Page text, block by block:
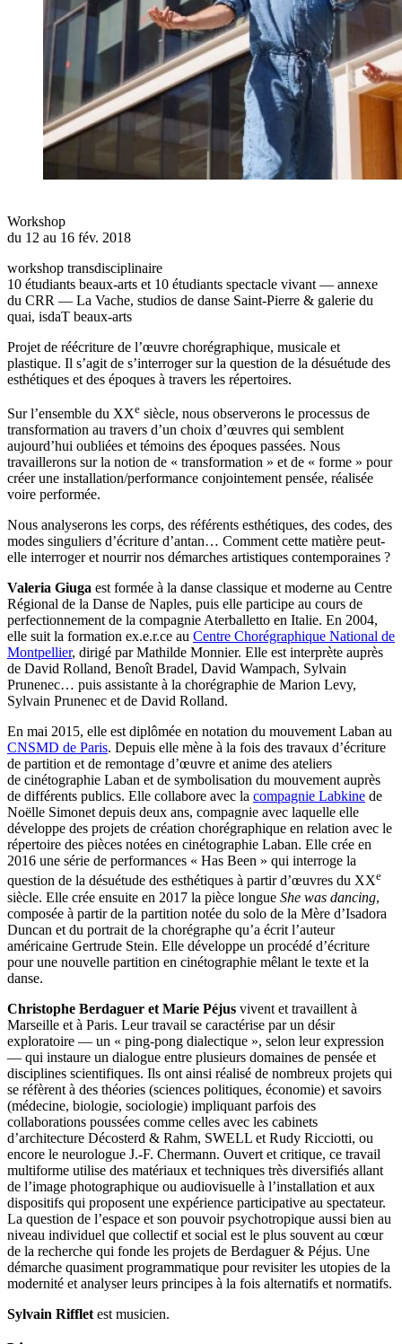
Workshop
du 12 au 16 fév. 2018
workshop transdisciplinaire
10 étudiants beaux-arts et 10 étudiants spectacle vivant — annexe
du CRR — La Vache, studios de danse Saint-Pierre & galerie du
quai, isdaT beaux-arts
Projet de réécriture de l’œuvre chorégraphique, musicale et
plastique. Il s’agit de s’interroger sur la question de la désuétude des
esthétiques et des époques à travers les répertoires.
Sur l’ensemble du XXe siècle, nous observerons le processus de
transformation au travers d’un choix d’œuvres qui semblent
aujourd’hui oubliées et témoins des époques passées. Nous
travaillerons sur la notion de « transformation » et de « forme » pour
créer une installation/performance conjointement pensée, réalisée
voire performée.
Nous analyserons les corps, des référents esthétiques, des codes, des
modes singuliers d’écriture d’antan… Comment cette matière peut-
elle interroger et nourrir nos démarches artistiques contemporaines ?
Valeria Giuga est formée à la danse classique et moderne au Centre
Régional de la Danse de Naples, puis elle participe au cours de
perfectionnement de la compagnie Aterballetto en Italie. En 2004,
elle suit la formation ex.e.r.ce au Centre Chorégraphique National de
Montpellier, dirigé par Mathilde Monnier. Elle est interprète auprès
de David Rolland, Benoît Bradel, David Wampach, Sylvain
Prunenec… puis assistante à la chorégraphie de Marion Levy,
Sylvain Prunenec et de David Rolland.
En mai 2015, elle est diplômée en notation du mouvement Laban au
CNSMD de Paris. Depuis elle mène à la fois des travaux d’écriture
de partition et de remontage d’œuvre et anime des ateliers
de cinétographie Laban et de symbolisation du mouvement auprès
de différents publics. Elle collabore avec la compagnie Labkine de
Noëlle Simonet depuis deux ans, compagnie avec laquelle elle
développe des projets de création chorégraphique en relation avec le
répertoire des pièces notées en cinétographie Laban. Elle crée en
2016 une série de performances « Has Been » qui interroge la
question de la désuétude des esthétiques à partir d’œuvres du XXe
siècle. Elle crée ensuite en 2017 la pièce longue She was dancing,
composée à partir de la partition notée du solo de la Mère d’Isadora
Duncan et du portrait de la chorégraphe qu’a écrit l’auteur
américaine Gertrude Stein. Elle développe un procédé d’écriture
pour une nouvelle partition en cinétographie mêlant le texte et la
danse.
Christophe Berdaguer et Marie Péjus vivent et travaillent à
Marseille et à Paris. Leur travail se caractérise par un désir
exploratoire — un « ping-pong dialectique », selon leur expression
— qui instaure un dialogue entre plusieurs domaines de pensée et
disciplines scientifiques. Ils ont ainsi réalisé de nombreux projets qui
se réfèrent à des théories (sciences politiques, économie) et savoirs
(médecine, biologie, sociologie) impliquant parfois des
collaborations poussées comme celles avec les cabinets
d’architecture Décosterd & Rahm, SWELL et Rudy Ricciotti, ou
encore le neurologue J.-F. Chermann. Ouvert et critique, ce travail
multiforme utilise des matériaux et techniques très diversifiés allant
de l’image photographique ou audiovisuelle à l’installation et aux
dispositifs qui proposent une expérience participative au spectateur.
La question de l’espace et son pouvoir psychotropique aussi bien au
niveau individuel que collectif et social est le plus souvent au cœur
de la recherche qui fonde les projets de Berdaguer & Péjus. Une
démarche quasiment programmatique pour revisiter les utopies de la
modernité et analyser leurs principes à la fois alternatifs et normatifs.
Sylvain Rifflet est musicien.